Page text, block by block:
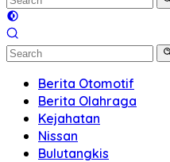
Berita Otomotif
Berita Olahraga
Kejahatan
Nissan
Bulutangkis